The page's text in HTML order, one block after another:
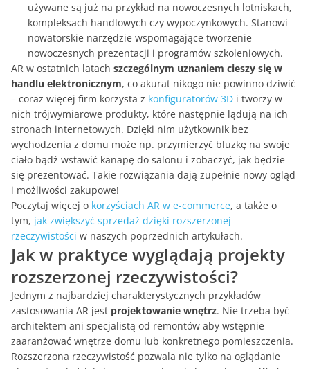
używane są już na przykład na nowoczesnych lotniskach,
kompleksach handlowych czy wypoczynkowych. Stanowi
nowatorskie narzędzie wspomagające tworzenie
nowoczesnych prezentacji i programów szkoleniowych.
AR w ostatnich latach szczególnym uznaniem cieszy się w
handlu elektronicznym, co akurat nikogo nie powinno dziwić
– coraz więcej firm korzysta z konfiguratorów 3D i tworzy w
nich trójwymiarowe produkty, które następnie lądują na ich
stronach internetowych. Dzięki nim użytkownik bez
wychodzenia z domu może np. przymierzyć bluzkę na swoje
ciało bądź wstawić kanapę do salonu i zobaczyć, jak będzie
się prezentować. Takie rozwiązania dają zupełnie nowy ogląd
i możliwości zakupowe!
Poczytaj więcej o korzyściach AR w e-commerce, a także o
tym, jak zwiększyć sprzedaż dzięki rozszerzonej
rzeczywistości w naszych poprzednich artykułach.
Jak w praktyce wyglądają projekty
rozszerzonej rzeczywistości?
Jednym z najbardziej charakterystycznych przykładów
zastosowania AR jest projektowanie wnętrz. Nie trzeba być
architektem ani specjalistą od remontów aby wstępnie
zaaranżować wnętrze domu lub konkretnego pomieszczenia.
Rozszerzona rzeczywistość pozwala nie tylko na oglądanie